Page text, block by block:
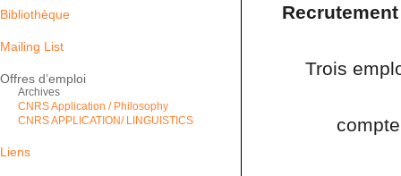
Trois
Bibliothèque
Mailing List
Offres d’emploi
Archives
CNRS Application / Philosophy
CNRS APPLICATION/ LINGUISTICS
Liens